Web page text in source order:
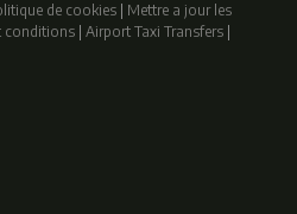
de cookies
Mettre a jour les
conditions Airport Taxi Transfers